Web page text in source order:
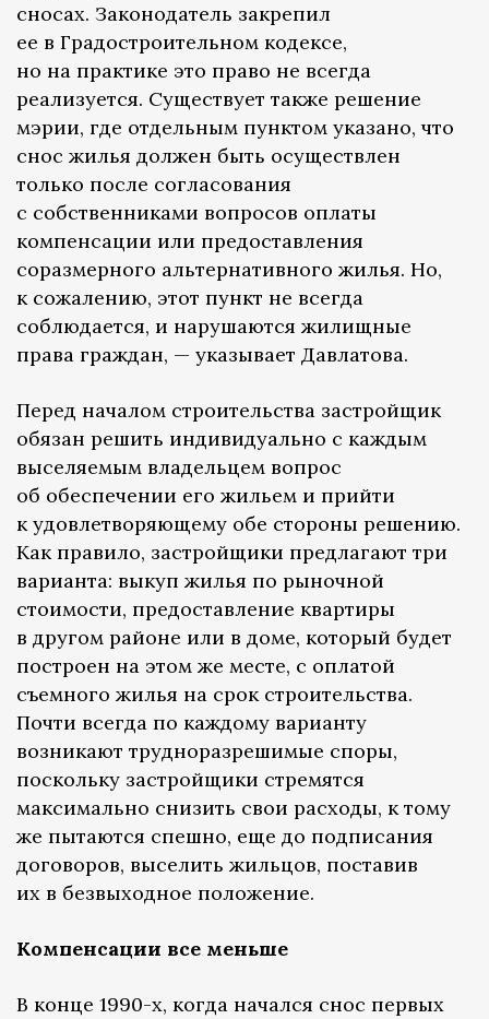
сносах. Законодатель закрепил
ее в Градостроительном кодексе,
но на практике это право не всегда
реализуется. Существует также решение
мэрии, где отдельным пунктом указано, что
снос жилья должен быть осуществлен
только после согласования
с собственниками вопросов оплаты
компенсации или предоставления
соразмерного альтернативного жилья. Но,
к сожалению, этот пункт не всегда
соблюдается, и нарушаются жилищные
права граждан, — указывает Давлатова.
Перед началом строительства застройщик
обязан решить индивидуально с каждым
выселяемым владельцем вопрос
об обеспечении его жильем и прийти
к удовлетворяющему обе стороны решению.
Как правило, застройщики предлагают три
варианта: выкуп жилья по рыночной
стоимости, предоставление квартиры
в другом районе или в доме, который будет
построен на этом же месте, с оплатой
съемного жилья на срок строительства.
Почти всегда по каждому варианту
возникают трудноразрешимые споры,
поскольку застройщики стремятся
максимально снизить свои расходы, к тому
же пытаются спешно, еще до подписания
договоров, выселить жильцов, поставив
их в безвыходное положение.
Компенсации все меньше
В конце 1990-х, когда начался снос первых